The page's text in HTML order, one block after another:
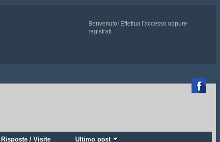
Benvenuto! Effettua l'accesso oppure
registrati.

Risposte / Visite Ultimo post